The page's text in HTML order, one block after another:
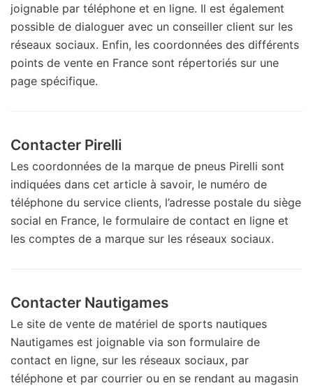
joignable par téléphone et en ligne. Il est également
possible de dialoguer avec un conseiller client sur les
réseaux sociaux. Enfin, les coordonnées des différents
points de vente en France sont répertoriés sur une
page spécifique.
Contacter Pirelli
Les coordonnées de la marque de pneus Pirelli sont
indiquées dans cet article à savoir, le numéro de
téléphone du service clients, l’adresse postale du siège
social en France, le formulaire de contact en ligne et
les comptes de a marque sur les réseaux sociaux.
Contacter Nautigames
Le site de vente de matériel de sports nautiques
Nautigames est joignable via son formulaire de
contact en ligne, sur les réseaux sociaux, par
téléphone et par courrier ou en se rendant au magasin